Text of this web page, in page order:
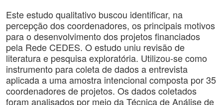
Este estudo qualitativo buscou identificar, na
percepção dos coordenadores, os principais motivos
para o desenvolvimento dos projetos financiados
pela Rede CEDES. O estudo uniu revisão de
literatura e pesquisa exploratória. Utilizou-se como
instrumento para coleta de dados a entrevista
aplicada a uma amostra intencional composta por 35
coordenadores de projetos. Os dados coletados
foram analisados por meio da Técnica de Análise de